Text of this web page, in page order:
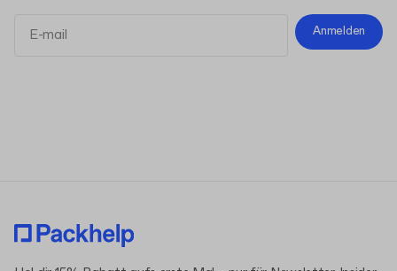
Anmelden